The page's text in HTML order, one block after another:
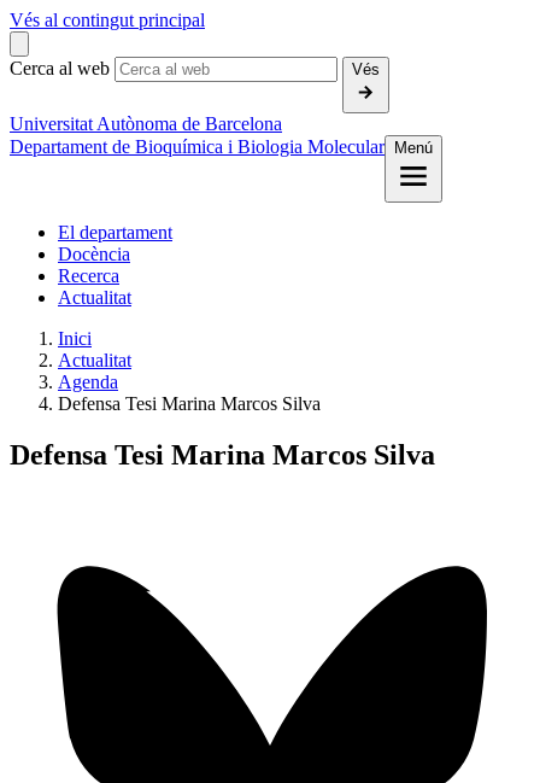
Vés al contingut principal
Cerca al web Vés
Universitat Autònoma de Barcelona
Departament de Bioquímica i Biologia Molecular
Menú
El departament
Docència
Recerca
Actualitat
Inici
Actualitat
Agenda
Defensa Tesi Marina Marcos Silva
Defensa Tesi Marina Marcos Silva